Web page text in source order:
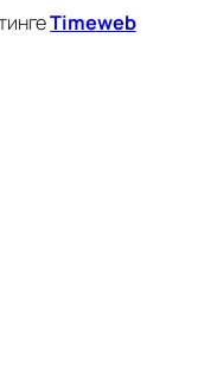
Timeweb